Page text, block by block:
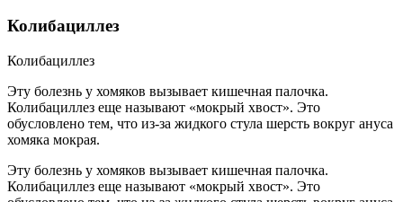
Колибациллез
Колибациллез
Эту болезнь у хомяков вызывает кишечная палочка.
Колибациллез еще называют «мокрый хвост». Это
обусловлено тем, что из-за жидкого стула шерсть вокруг ануса
хомяка мокрая.
Эту болезнь у хомяков вызывает кишечная палочка.
Колибациллез еще называют «мокрый хвост». Это